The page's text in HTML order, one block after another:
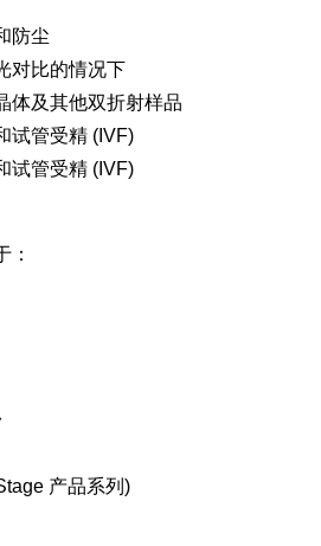
防尘
对比的情况下
体及其他双折射样品
试管受精 (IVF)
试管受精 (IVF)
：
产品系列)